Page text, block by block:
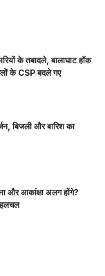
के तबादले, बालाघाट हॉक
के CSP बदले गए
बिजली और बारिश का
और आकांक्षा अलग होंगे?
हलचल